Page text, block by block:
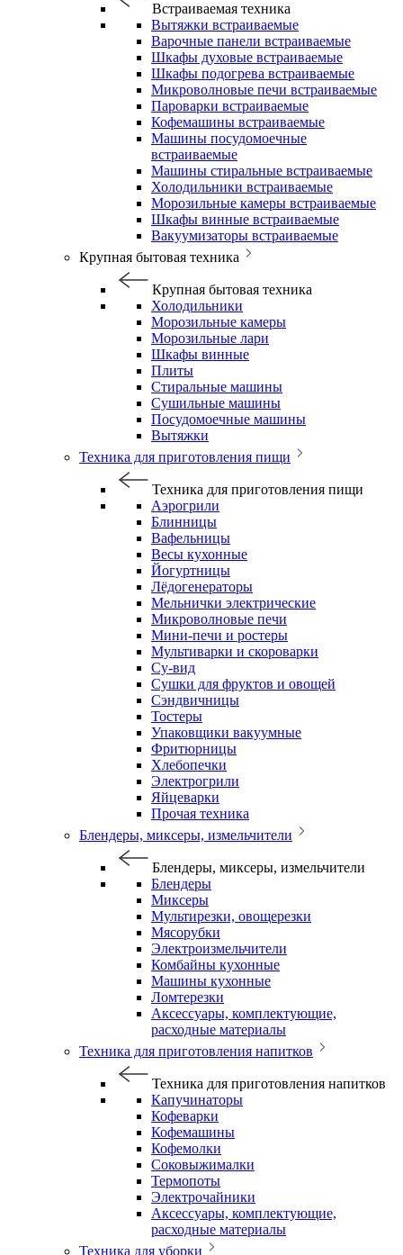
Встраиваемая техника
Вытяжки встраиваемые
Варочные панели встраиваемые
Шкафы духовые встраиваемые
Шкафы подогрева встраиваемые
Микроволновые печи встраиваемые
Пароварки встраиваемые
Кофемашины встраиваемые
Машины посудомоечные
встраиваемые
Машины стиральные встраиваемые
Холодильники встраиваемые
Морозильные камеры встраиваемые
Шкафы винные встраиваемые
Вакуумизаторы встраиваемые
Крупная бытовая техника
Крупная бытовая техника
Холодильники
Морозильные камеры
Морозильные лари
Шкафы винные
Плиты
Стиральные машины
Сушильные машины
Посудомоечные машины
Вытяжки
Техника для приготовления пищи
Техника для приготовления пищи
Аэрогрили
Блинницы
Вафельницы
Весы кухонные
Йогуртницы
Лёдогенераторы
Мельнички электрические
Микроволновые печи
Мини-печи и ростеры
Мультиварки и скороварки
Су-вид
Сушки для фруктов и овощей
Сэндвичницы
Тостеры
Упаковщики вакуумные
Фритюрницы
Хлебопечки
Электрогрили
Яйцеварки
Прочая техника
Блендеры, миксеры, измельчители
Блендеры, миксеры, измельчители
Блендеры
Миксеры
Мультирезки, овощерезки
Мясорубки
Электроизмельчители
Комбайны кухонные
Машины кухонные
Ломтерезки
Аксессуары, комплектующие,
расходные материалы
Техника для приготовления напитков
Техника для приготовления напитков
Капучинаторы
Кофеварки
Кофемашины
Кофемолки
Соковыжималки
Термопоты
Электрочайники
Аксессуары, комплектующие,
расходные материалы
Техника для уборки